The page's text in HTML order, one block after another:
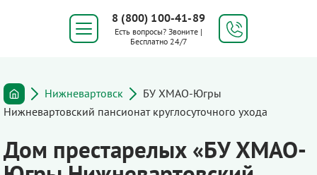
8 (800) 100-41-89
Есть вопросы? Звоните |
Бесплатно 24/7
Нижневартовск
БУ ХМАО-Югры
Нижневартовский пансионат круглосуточного ухода
Дом престарелых «БУ ХМАО-